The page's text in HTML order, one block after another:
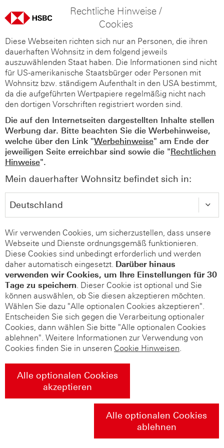
Rechtliche Hinweise /
Cookies
Diese Webseiten richten sich nur an Personen, die ihren
dauerhaften Wohnsitz in dem folgend jeweils
auszuwählenden Staat haben. Die Informationen sind nicht
für US-amerikanische Staatsbürger oder Personen mit
Wohnsitz bzw. ständigem Aufenthalt in den USA bestimmt,
da die aufgeführten Wertpapiere regelmäßig nicht nach
den dortigen Vorschriften registriert worden sind.
Die auf den Internetseiten dargestellten Inhalte stellen
Werbung dar. Bitte beachten Sie die Werbehinweise,
welche über den Link "Werbehinweise" am Ende der
jeweiligen Seite erreichbar sind sowie die "Rechtlichen
Hinweise".
Mein dauerhafter Wohnsitz befindet sich in:
Wir verwenden Cookies, um sicherzustellen, dass unsere
Webseite und Dienste ordnungsgemäß funktionieren.
Diese Cookies sind unbedingt erforderlich und werden
daher automatisch eingesetzt. Darüber hinaus
verwenden wir Cookies, um Ihre Einstellungen für 30
Tage zu speichern. Dieser Cookie ist optional und Sie
können auswählen, ob Sie diesen akzeptieren möchten.
Wählen Sie dazu "Alle optionalen Cookies akzeptieren".
Entscheiden Sie sich gegen die Verarbeitung optionaler
Cookies, dann wählen Sie bitte "Alle optionalen Cookies
ablehnen". Weitere Informationen zur Verwendung von
Cookies finden Sie in unseren Cookie Hinweisen.
Alle optionalen Cookies
akzeptieren
Alle optionalen Cookies
ablehnen